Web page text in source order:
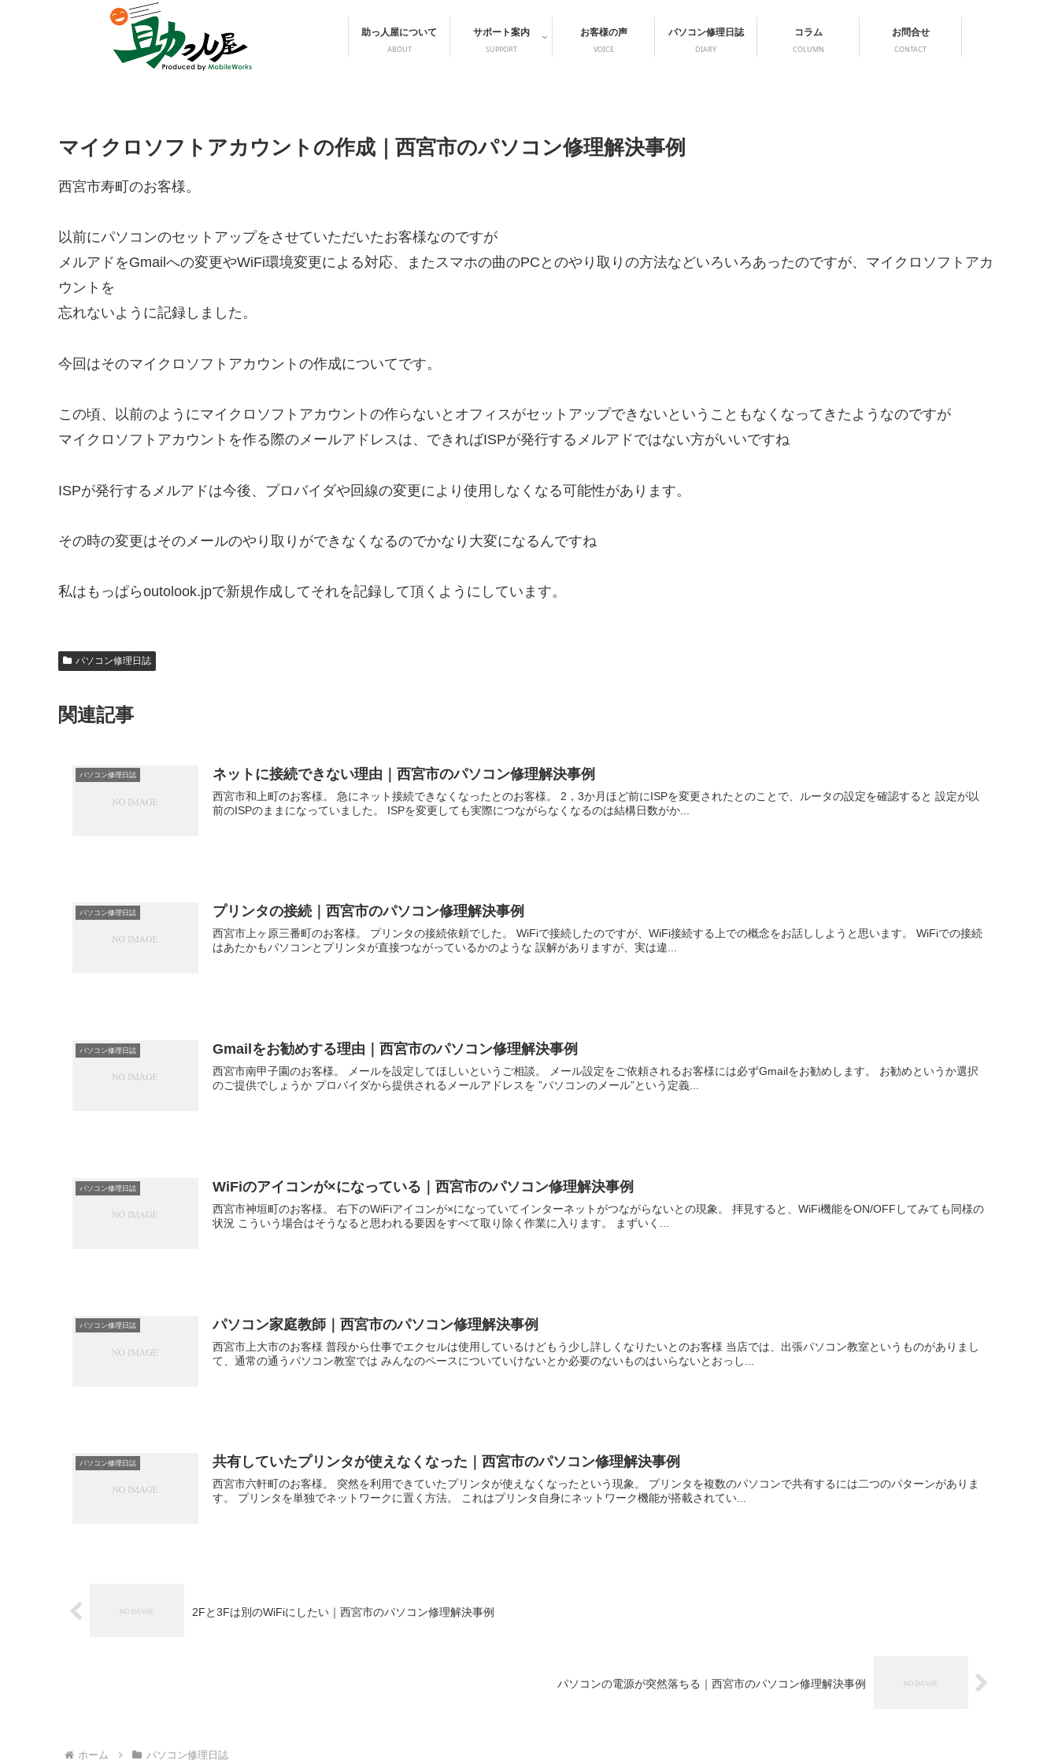
助っ人屋について
ABOUT
サポート案内
SUPPORT
お客様の声
VOICE
パソコン修理日誌
DIARY
コラム
COLUMN
お問合せ
CONTACT
マイクロソフトアカウントの作成｜西宮市のパソコン修理解決事例
西宮市寿町のお客様。
以前にパソコンのセットアップをさせていただいたお客様なのですが
メルアドをGmailへの変更やWiFi環境変更による対応、またスマホの曲のPCとのやり取りの方法などいろいろあったのですが、マイクロソフトアカ
ウントを
忘れないように記録しました。
今回はそのマイクロソフトアカウントの作成についてです。
この頃、以前のようにマイクロソフトアカウントの作らないとオフィスがセットアップできないということもなくなってきたようなのですが
マイクロソフトアカウントを作る際のメールアドレスは、できればISPが発行するメルアドではない方がいいですね
ISPが発行するメルアドは今後、プロバイダや回線の変更により使用しなくなる可能性があります。
その時の変更はそのメールのやり取りができなくなるのでかなり大変になるんですね
私はもっぱらoutolook.jpで新規作成してそれを記録して頂くようにしています。
パソコン修理日誌
関連記事
パソコン修理日誌 ネットに接続できない理由｜西宮市のパソコン修理解決事例
西宮市和上町のお客様。 急にネット接続できなくなったとのお客様。 2，3か月ほど前にISPを変更されたとのことで、ルータの設定を確認すると 設定が以
前のISPのままになっていました。 ISPを変更しても実際につながらなくなるのは結構日数がか...
パソコン修理日誌 プリンタの接続｜西宮市のパソコン修理解決事例
西宮市上ヶ原三番町のお客様。 プリンタの接続依頼でした。 WiFiで接続したのですが、WiFi接続する上での概念をお話ししようと思います。 WiFiでの接続
はあたかもパソコンとプリンタが直接つながっているかのような 誤解がありますが、実は違...
パソコン修理日誌 Gmailをお勧めする理由｜西宮市のパソコン修理解決事例
西宮市南甲子園のお客様。 メールを設定してほしいというご相談。 メール設定をご依頼されるお客様には必ずGmailをお勧めします。 お勧めというか選択
のご提供でしょうか プロバイダから提供されるメールアドレスを ”パソコンのメール”という定義...
パソコン修理日誌 WiFiのアイコンが×になっている｜西宮市のパソコン修理解決事例
西宮市神垣町のお客様。 右下のWiFiアイコンが×になっていてインターネットがつながらないとの現象。 拝見すると、WiFi機能をON/OFFしてみても同様の
状況 こういう場合はそうなると思われる要因をすべて取り除く作業に入ります。 まずいく...
パソコン修理日誌 パソコン家庭教師｜西宮市のパソコン修理解決事例
西宮市上大市のお客様 普段から仕事でエクセルは使用しているけどもう少し詳しくなりたいとのお客様 当店では、出張パソコン教室というものがありまし
て、通常の通うパソコン教室では みんなのペースについていけないとか必要のないものはいらないとおっし...
パソコン修理日誌 共有していたプリンタが使えなくなった｜西宮市のパソコン修理解決事例
西宮市六軒町のお客様。 突然を利用できていたプリンタが使えなくなったという現象。 プリンタを複数のパソコンで共有するには二つのパターンがありま
す。 プリンタを単独でネットワークに置く方法。 これはプリンタ自身にネットワーク機能が搭載されてい...
2Fと3Fは別のWiFiにしたい｜西宮市のパソコン修理解決事例
パソコンの電源が突然落ちる｜西宮市のパソコン修理解決事例
ホーム パソコン修理日誌